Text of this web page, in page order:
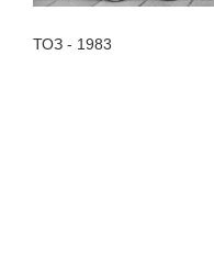
ТОЗ - 1983